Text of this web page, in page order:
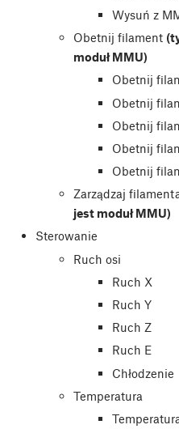
Wysuń z
Obetnij filament
moduł MMU)
Obetnij
Obetnij
Obetnij
Obetnij
Obetnij
Zarządzaj
jest moduł MMU)
Sterowanie
Ruch osi
Ruch X
Ruch Y
Ruch Z
Ruch E
Chłodzenie
Temperatura